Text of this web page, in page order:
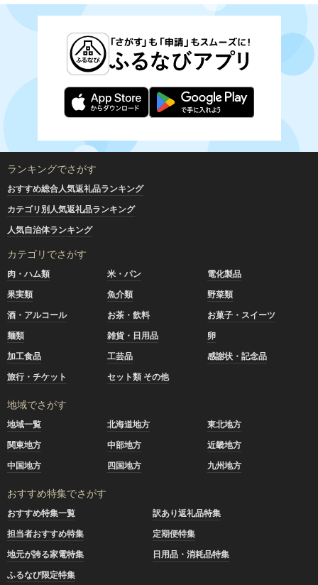
ランキングでさがす
おすすめ総合人気返礼品ランキング
カテゴリ別人気返礼品ランキング
人気自治体ランキング
カテゴリでさがす
肉・ハム類 米・パン
電化製品
果実類
魚介類
野菜類
酒・アルコール
お茶・飲料
お菓子・スイーツ
麺類
雑貨・日用品
卵
加工食品
工芸品
感謝状・記念品
旅行・チケット
セット類 その他
地域でさがす
地域一覧 北海道地方
東北地方
関東地方
中部地方
近畿地方
中国地方
四国地方 九州地方
おすすめ特集でさがす
おすすめ特集一覧
訳あり返礼品特集
担当者おすすめ特集
定期便特集
地元が誇る家電特集
日用品・消耗品特集
ふるなび限定特集